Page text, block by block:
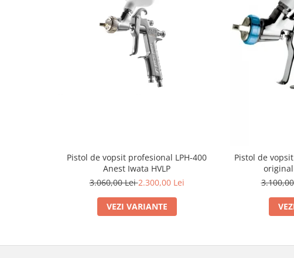
Pistol de vopsit profesional LPH-400
Anest Iwata HVLP
3.060,00 Lei2.300,00 Lei
VEZI VARIANTE
Pistol de